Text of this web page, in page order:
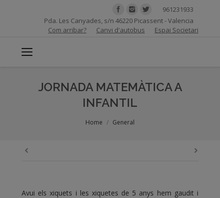
961231933
Pda. Les Canyades, s/n 46220 Picassent - Valencia
Com arribar?
Canvi d'autobus Espai Societari
JORNADA MATEMÀTICA A
INFANTIL
Home General
Avui els xiquets i les xiquetes de 5 anys hem gaudit i